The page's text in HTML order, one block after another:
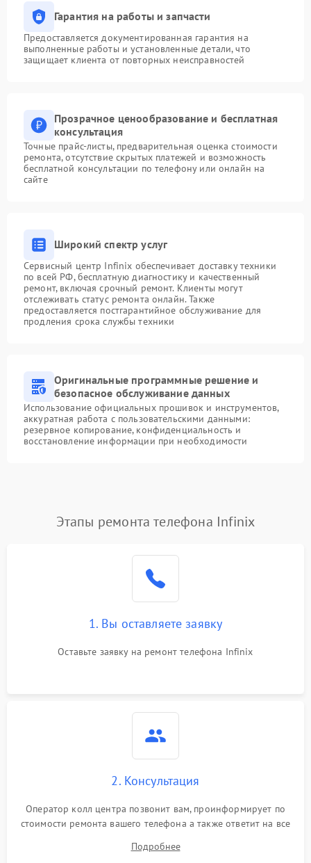
Гарантия на работы и запчасти
Предоставляется документированная гарантия на
выполненные работы и установленные детали, что
защищает клиента от повторных неисправностей
Прозрачное ценообразование и бесплатная
консультация
Точные прайс-листы, предварительная оценка стоимости
ремонта, отсутствие скрытых платежей и возможность
бесплатной консультации по телефону или онлайн на
сайте
Широкий спектр услуг
Сервисный центр Infinix обеспечивает доставку техники
по всей РФ, бесплатную диагностику и качественный
ремонт, включая срочный ремонт. Клиенты могут
отслеживать статус ремонта онлайн. Также
предоставляется постгарантийное обслуживание для
продления срока службы техники
Оригинальные программные решение и
безопасное обслуживание данных
Использование официальных прошивок и инструментов,
аккуратная работа с пользовательскими данными:
резервное копирование, конфиденциальность и
восстановление информации при необходимости
Этапы ремонта телефона Infinix
1. Вы оставляете заявку
Оставьте заявку на ремонт телефона Infinix
2. Консультация
Оператор колл центра позвонит вам, проинформирует по
стоимости ремонта вашего телефона а также ответит на все
Подробнее